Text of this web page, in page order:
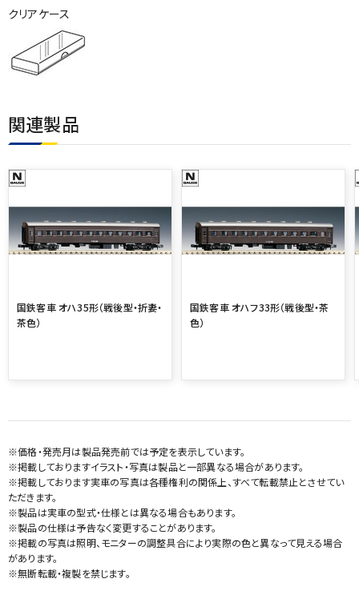
クリアケース
関連製品
国鉄客車 オハ35形（戦後型・折妻・
茶色）
国鉄客車 オハフ33形（戦後型・茶
色）
※価格・発売月は製品発売前では予定を表示しています。
※掲載しておりますイラスト・写真は製品と一部異なる場合があります。
※掲載しております実車の写真は各種権利の関係上、すべて転載禁止とさせてい
ただきます。
※製品は実車の型式・仕様とは異なる場合もあります。
※製品の仕様は予告なく変更することがあります。
※掲載の写真は照明、モニターの調整具合により実際の色と異なって見える場合
があります。
※無断転載・複製を禁じます。